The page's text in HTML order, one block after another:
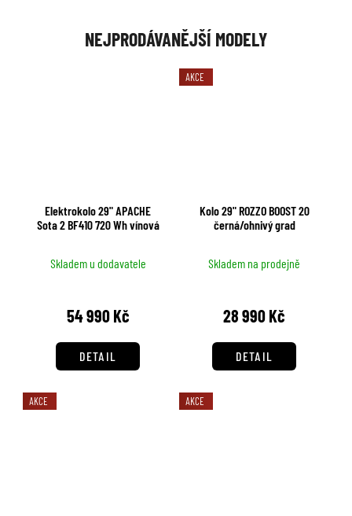
NEJPRODÁVANĚJŠÍ MODELY
Elektrokolo 29" APACHE
Sota 2 BF410 720 Wh vínová
Skladem u dodavatele
54 990 Kč
DETAIL
AKCE
Kolo 29" ROZZO BOOST 20
černá/ohnivý grad
Skladem na prodejně
28 990 Kč
DETAIL
AKCE AKCE